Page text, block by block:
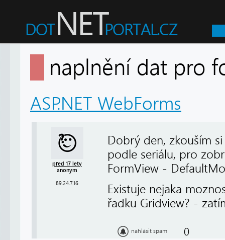
naplnění dat pro
ASP.NET WebForms
před 17 lety
anonym
89.24.7.16
Dobrý den, zkouším
podle seriálu, pro
FormView -
Existuje nejaka
řadku Gridview? -
nahlásit spam 0